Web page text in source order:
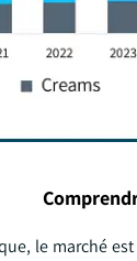
le marché